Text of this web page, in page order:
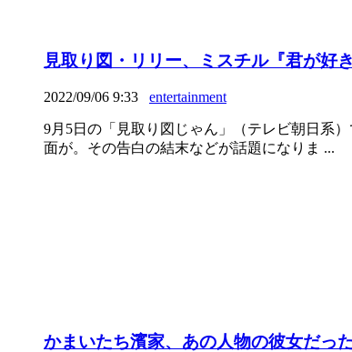
見取り図・リリー、ミスチル『君が好
2022/09/06 9:33 entertainment
9月5日の「見取り図じゃん」（テレビ朝日系
面が。その告白の結末などが話題になりま ...
かまいたち濱家、あの人物の彼女だっ